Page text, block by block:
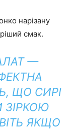
нарізану
смак.
—
ЩО СИРІ
ЗІРКОЮ
ЯКЩО